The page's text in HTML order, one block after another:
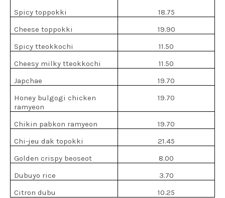
Spicy toppokki
18.75
Cheese toppokki
19.90
Spicy tteokkochi
11.50
Cheesy milky tteokkochi
11.50
Japchae
19.70
Honey bulgogi chicken
ramyeon
19.70
Chikin pabkon ramyeon
19.70
Chi-jeu dak topokki
21.45
Golden crispy beoseot
8.00
Dubuyo rice
3.70
Citron dubu
10.25